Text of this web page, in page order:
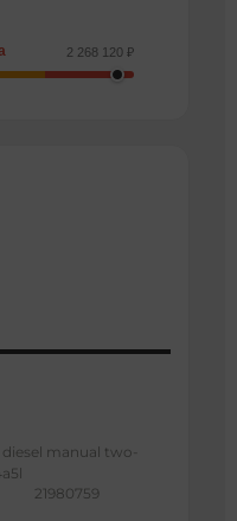
2 268 120 ₽
manual two-
21980759